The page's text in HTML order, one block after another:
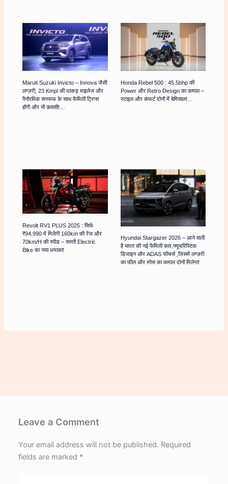
Maruti Suzuki Invicto – Innova जैसी
लग्ज़री, 23 Kmpl की धाकड़ माइलेज और
पैनोरमिक सनरूफ के साथ फैमिली ट्रिप्स
होंगी और भी क्लासी!…
Honda Rebel 500 : 45.5bhp की
Power और Retro Design का कमाल –
स्टाइल और कंफर्ट दोनों में बेमिसाल!…
Revolt RV1 PLUS 2025 : सिर्फ
₹94,990 में मिलेगी 160km की रेंज और
70km/h की स्पीड – सस्ती Electric
Bike का नया धमाका!
Hyundai Stargazer 2026 – आने वाली
है भारत की नई फैमिली कार,फ्यूचरिस्टिक
डिजाइन और ADAS फीचर्स ,जिसमें लग्ज़री
का फील और स्पेस का कमाल दोनों मिलेगा!
Leave a Comment
Your email address will not be published. Required
fields are marked *